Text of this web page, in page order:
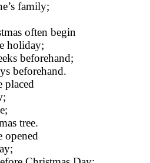
family;
often begin
holiday;
beforehand;
beforehand.
placed
tree.
opened